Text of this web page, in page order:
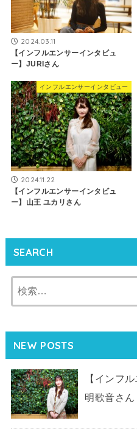
2024.03.11
【インフルエンサーインタビュ
ー】JURIさん
インフルエンサーインタビュー
2024.11.22
【インフルエンサーインタビュ
ー】山王 ユカリさん
SEARCH
NEW POSTS
【インフ
明歌音さん